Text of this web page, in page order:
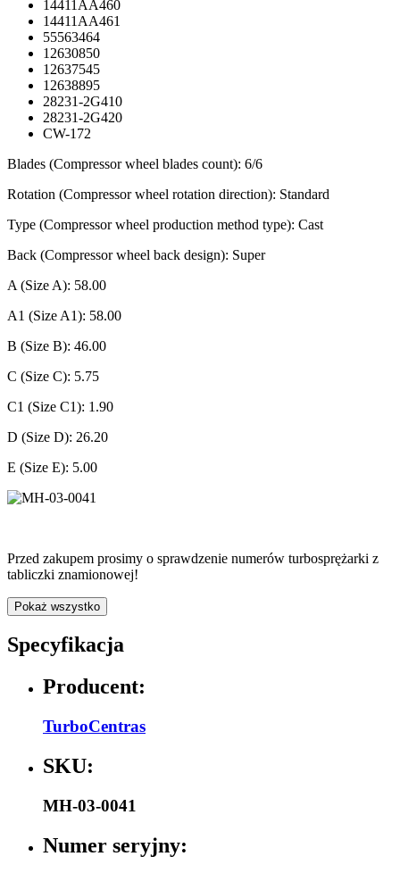
14411AA460
14411AA461
55563464
12630850
12637545
12638895
28231-2G410
28231-2G420
CW-172
Blades (Compressor wheel blades count): 6/6
Rotation (Compressor wheel rotation direction): Standard
Type (Compressor wheel production method type): Cast
Back (Compressor wheel back design): Super
A (Size A): 58.00
A1 (Size A1): 58.00
B (Size B): 46.00
C (Size C): 5.75
C1 (Size C1): 1.90
D (Size D): 26.20
E (Size E): 5.00
Przed zakupem prosimy o sprawdzenie numerów turbosprężarki z
tabliczki znamionowej!
Pokaż wszystko
Specyfikacja
Producent:
TurboCentras
SKU:
MH-03-0041
Numer seryjny: